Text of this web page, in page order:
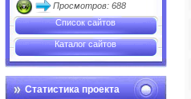
Просмотров: 688
Список сайтов
Каталог сайтов
Статистика проекта